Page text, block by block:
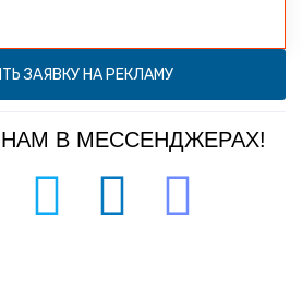
ЗАЯВКУ НА РЕКЛАМУ
В МЕССЕНДЖЕРАХ!